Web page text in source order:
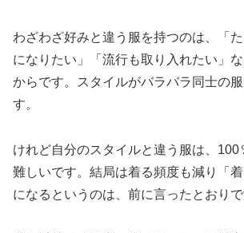
わざわざ好みと違う服を持つのは、「
になりたい」「流行も取り入れたい」
からです。スタイルがバラバラ同士の
す。
けれど自分のスタイルと違う服は、100
難しいです。結局は着る頻度も減り「
になるというのは、前に言ったとおりで